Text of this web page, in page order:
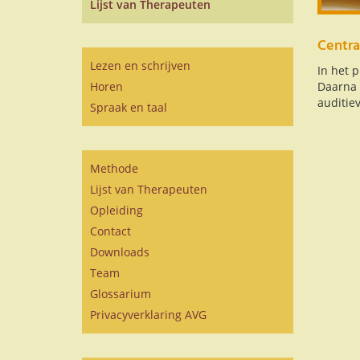
Lijst van Therapeuten
Lezen en schrijven
Horen
Spraak en taal
Methode
Lijst van Therapeuten
Opleiding
Contact
Downloads
Team
Glossarium
Privacyverklaring AVG
In het